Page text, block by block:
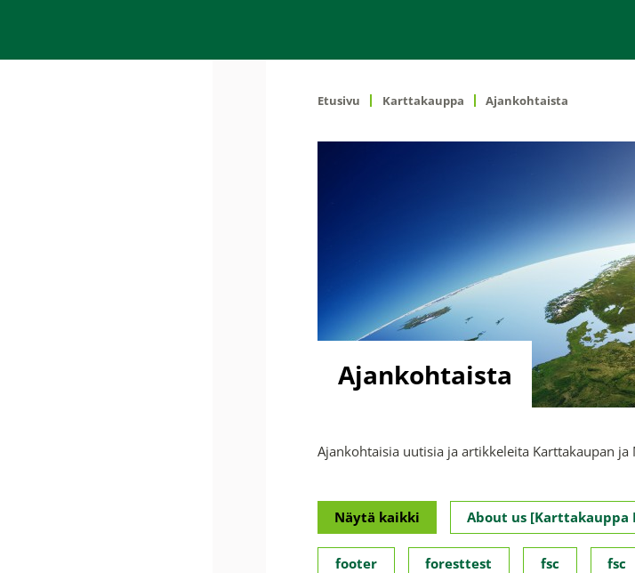
Etusivu Karttakauppa Ajankohtaista
Ajankohtaista
Ajankohtaisia uutisia ja artikkeleita Karttakaupan
Näytä kaikki About us [Karttakauppa
footer foresttest fsc fsc